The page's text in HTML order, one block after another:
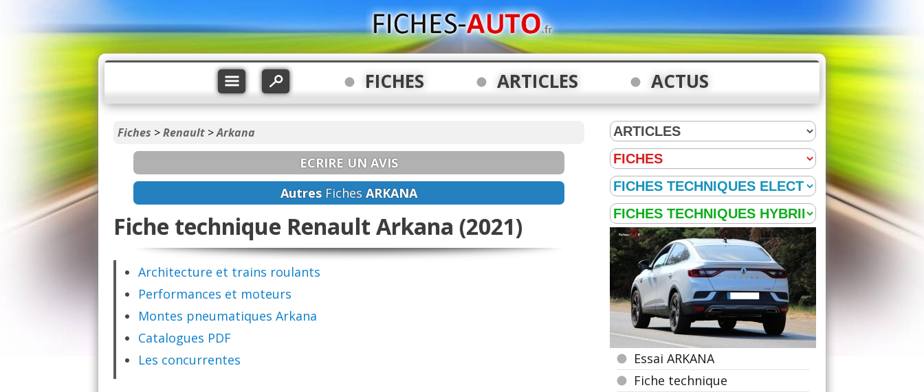
FICHES ARTICLES ACTUS
Fiches >Renault >Arkana
ECRIRE UN AVIS
Autres Fiches ARKANA
Fiche technique Renault Arkana (2021)
Architecture et trains roulants
Performances et moteurs
Montes pneumatiques Arkana
Catalogues PDF
Les concurrentes
Essai ARKANA
Fiche technique